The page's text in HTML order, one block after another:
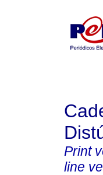
Print
line